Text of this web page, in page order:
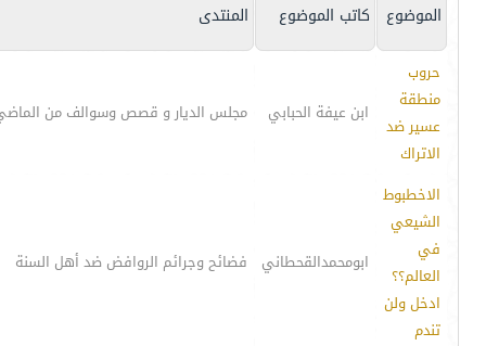
الموضوع كاتب الموضوع المنتدى
حروب
منطقة
عسير ضد
الاتراك
ابن عيفة الحبابي مجلس الديار و قصص وسوالف من
الاخطبوط
الشيعي
في
العالم؟؟
ادخل ولن
تندم
ابومحمدالقحطاني فضائح وجرائم الروافض ضد أهل السنة